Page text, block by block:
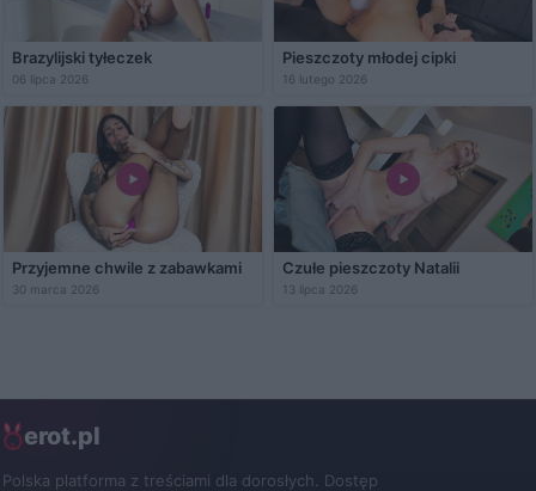
Brazylijski tyłeczek
06 lipca 2026
Pieszczoty młodej cipki
16 lutego 2026
Przyjemne chwile z zabawkami
30 marca 2026
Czułe pieszczoty Natalii
13 lipca 2026
erot.pl
Polska platforma z treściami dla dorosłych. Dostęp